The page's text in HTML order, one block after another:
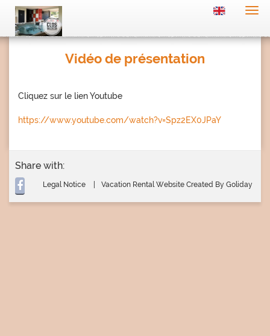
Vidéo de présentation
Cliquez sur le lien Youtube
https://www.youtube.com/watch?v=Spz2EX0JPaY
Share with:
Legal Notice Vacation Rental Website Created By Goliday